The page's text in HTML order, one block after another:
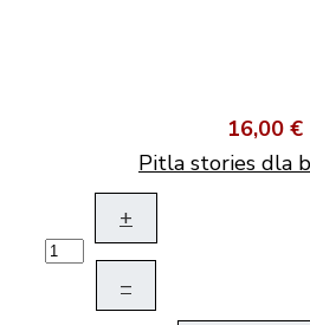
16,00 €
Pitla stories dla
+
–